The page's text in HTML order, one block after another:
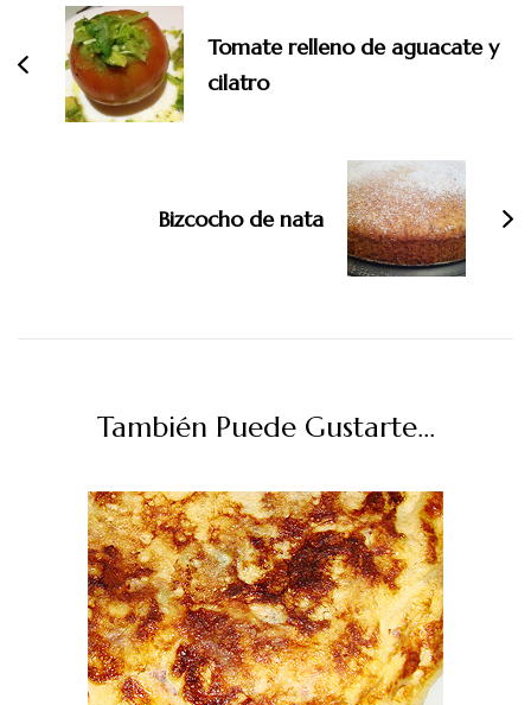
entradas
Tomate relleno de aguacate y
cilatro
Bizcocho de nata
También Puede Gustarte...